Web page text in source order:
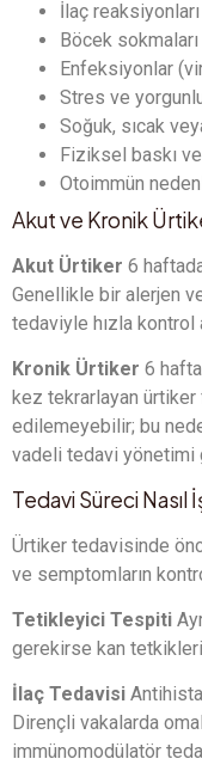
İlaç
Böcek sokmaları
Enfeksiyonlar
Stres ve
Soğuk, sıcak
Fiziksel baskı
Otoimmün
Akut ve Kronik
Akut Ürtiker 6
Genellikle bir alerjen
tedaviyle hızla kontrol
Kronik Ürtiker 6
kez tekrarlayan
edilemeyebilir; bu
vadeli tedavi yönetimi
Tedavi Süreci Nasıl
Ürtiker tedavisinde
ve semptomların
Tetikleyici Tespiti
gerekirse kan
İlaç Tedavisi
Dirençli vakalarda
immünomodülatör